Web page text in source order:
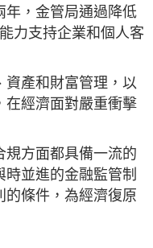
年，金管局通過降低
力支持企業和個人客
產和財富管理，以
在經濟面對嚴重衝擊
規方面都具備一流的
並進的金融監管制
的條件，為經濟復原